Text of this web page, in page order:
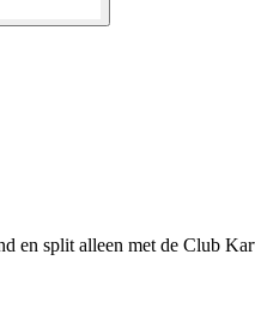
en split alleen met de Club